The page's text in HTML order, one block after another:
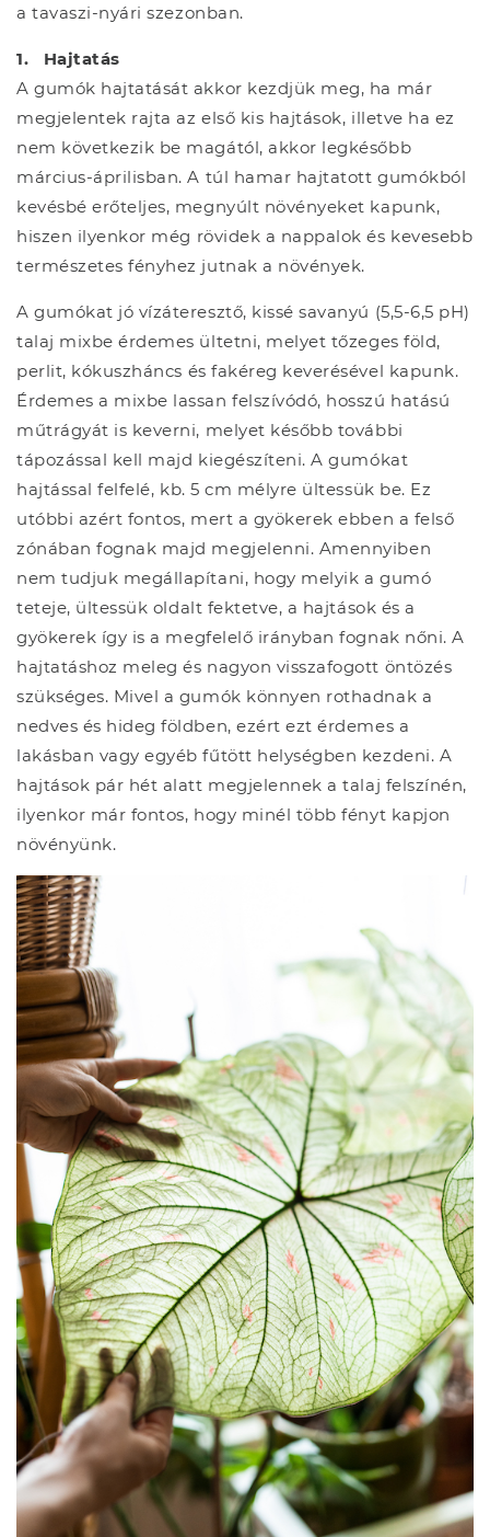
a tavaszi-nyári szezonban.
1.
Hajtatás
A gumók hajtatását akkor kezdjük meg, ha már
megjelentek rajta az első kis hajtások, illetve ha ez
nem következik be magától, akkor legkésőbb
március-áprilisban. A túl hamar hajtatott gumókból
kevésbé erőteljes, megnyúlt növényeket kapunk,
hiszen ilyenkor még rövidek a nappalok és kevesebb
természetes fényhez jutnak a növények.
A gumókat jó vízáteresztő, kissé savanyú (5,5-6,5 pH)
talaj mixbe érdemes ültetni, melyet tőzeges föld,
perlit, kókuszháncs és fakéreg keverésével kapunk.
Érdemes a mixbe lassan felszívódó, hosszú hatású
műtrágyát is keverni, melyet később további
tápozással kell majd kiegészíteni. A gumókat
hajtással felfelé, kb. 5 cm mélyre ültessük be. Ez
utóbbi azért fontos, mert a gyökerek ebben a felső
zónában fognak majd megjelenni. Amennyiben
nem tudjuk megállapítani, hogy melyik a gumó
teteje, ültessük oldalt fektetve, a hajtások és a
gyökerek így is a megfelelő irányban fognak nőni. A
hajtatáshoz meleg és nagyon visszafogott öntözés
szükséges. Mivel a gumók könnyen rothadnak a
nedves és hideg földben, ezért ezt érdemes a
lakásban vagy egyéb fűtött helységben kezdeni. A
hajtások pár hét alatt megjelennek a talaj felszínén,
ilyenkor már fontos, hogy minél több fényt kapjon
növényünk.